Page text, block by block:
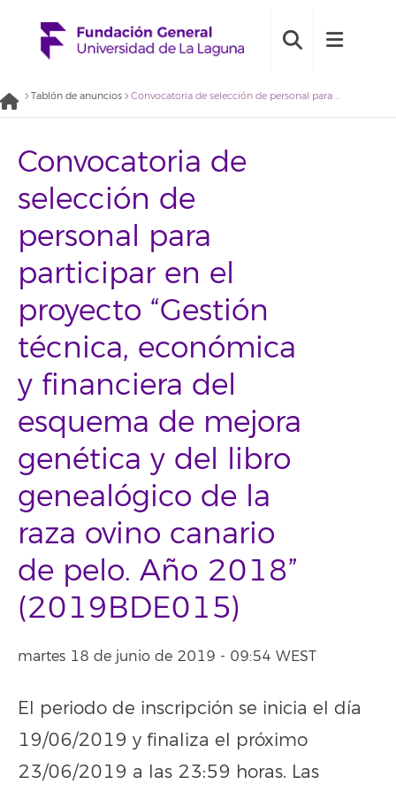
Tablón de anuncios Convocatoria de selección de personal para participar en el proyecto “Gestión técnica, económica y financiera del esquema de mejora genética y del libro genealógico de la raza ovino canario de pelo. Año 2018” (2019BDE015)
Convocatoria de
selección de
personal para
participar en el
proyecto “Gestión
técnica, económica
y financiera del
esquema de mejora
genética y del libro
genealógico de la
raza ovino canario
de pelo. Año 2018”
(2019BDE015)
martes 18 de junio de 2019 - 09:54 WEST
El periodo de inscripción se inicia el día
19/06/2019 y finaliza el próximo
23/06/2019 a las 23:59 horas. Las